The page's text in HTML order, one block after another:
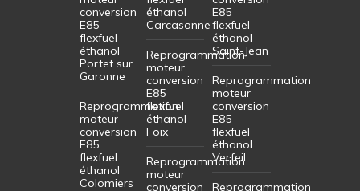
conversion
E85
flexfuel
éthanol
Portet sur
Garonne
Reprogrammation
moteur
conversion
E85
flexfuel
éthanol
Colomiers
éthanol
Carcasonne
Reprogrammation
moteur
conversion
E85
flexfuel
éthanol
Foix
Reprogrammation
moteur
conversion
E85
flexfuel
éthanol
Saint-Jean
Reprogrammation
moteur
conversion
E85
flexfuel
éthanol
Verfeil
Reprogrammation